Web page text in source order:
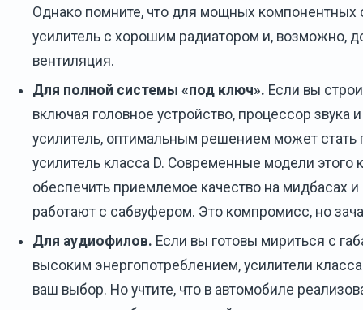
Однако помните, что для мощных компонентных
усилитель с хорошим радиатором и, возможно,
вентиляция.
Для полной системы «под ключ». Если вы
включая головное устройство, процессор звука
усилитель, оптимальным решением может стать
усилитель класса D. Современные модели
обеспечить приемлемое качество на мидбасах и
работают с сабвуфером. Это компромисс, но
Для аудиофилов. Если вы готовы мириться с
высоким энергопотреблением, усилители
ваш выбор. Но учтите, что в автомобиле